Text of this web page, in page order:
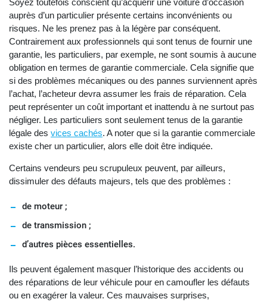
auprès d’un particulier présente certains inconvénients ou
risques. Ne les prenez pas à la légère par conséquent.
Contrairement aux professionnels qui sont tenus de fournir une
garantie, les particuliers, par exemple, ne sont soumis à aucune
obligation en termes de garantie commerciale. Cela signifie que
si des problèmes mécaniques ou des pannes surviennent après
l’achat, l’acheteur devra assumer les frais de réparation. Cela
peut représenter un coût important et inattendu à ne surtout pas
négliger. Les particuliers sont seulement tenus de la garantie
légale des vices cachés. A noter que si la garantie commerciale
existe cher un particulier, alors elle doit être indiquée.
Certains vendeurs peu scrupuleux peuvent, par ailleurs,
dissimuler des défauts majeurs, tels que des problèmes :
de moteur ;
de transmission ;
d’autres pièces essentielles.
Ils peuvent également masquer l’historique des accidents ou
des réparations de leur véhicule pour en camoufler les défauts
ou en exagérer la valeur. Ces mauvaises surprises,